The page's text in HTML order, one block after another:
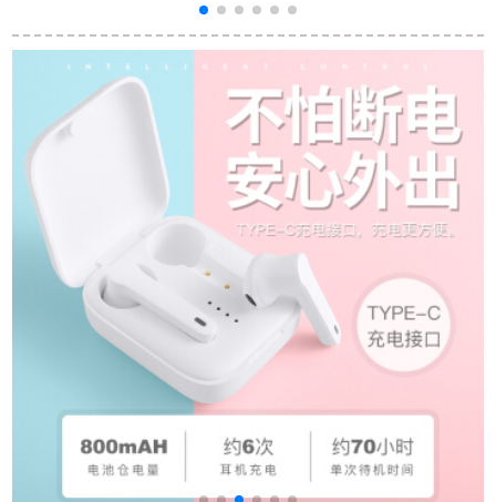
やホーンの竞争ゲー
ムは绝地に生を求め
たのに対して、アイ
スをべる。公式の標
準装備はSHP 9500で
す。
TWS両耳ミニス运动
ランニンニンキーン
フーズ
ケケネットネット